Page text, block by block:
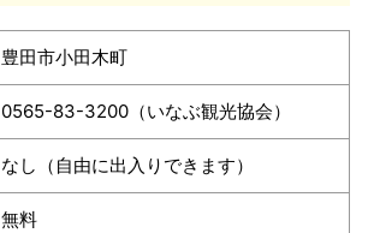
豊田市小田木町
0565-83-3200（いなぶ観光協会）
なし（自由に出入りできます）
無料